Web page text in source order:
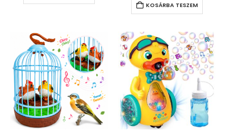
KOSÁRBA TESZEM